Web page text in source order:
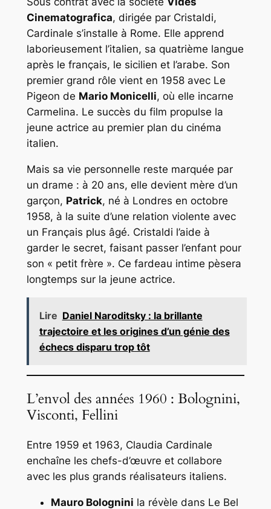
Cinematografica, dirigée par Cristaldi,
Cardinale s’installe à Rome. Elle apprend
laborieusement l’italien, sa quatrième langue
après le français, le sicilien et l’arabe. Son
premier grand rôle vient en 1958 avec Le
Pigeon de Mario Monicelli, où elle incarne
Carmelina. Le succès du film propulse la
jeune actrice au premier plan du cinéma
italien.
Mais sa vie personnelle reste marquée par
un drame : à 20 ans, elle devient mère d’un
garçon, Patrick, né à Londres en octobre
1958, à la suite d’une relation violente avec
un Français plus âgé. Cristaldi l’aide à
garder le secret, faisant passer l’enfant pour
son « petit frère ». Ce fardeau intime pèsera
longtemps sur la jeune actrice.
Lire Daniel Naroditsky : la brillante
trajectoire et les origines d’un génie des
échecs disparu trop tôt
L’envol des années 1960 : Bolognini,
Visconti, Fellini
Entre 1959 et 1963, Claudia Cardinale
enchaîne les chefs-d’œuvre et collabore
avec les plus grands réalisateurs italiens.
Mauro Bolognini la révèle dans Le Bel